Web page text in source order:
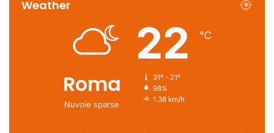
Weather
Roma
Nuvole sparse
22 ℃
31º - 21º
98%
1.38 km/h